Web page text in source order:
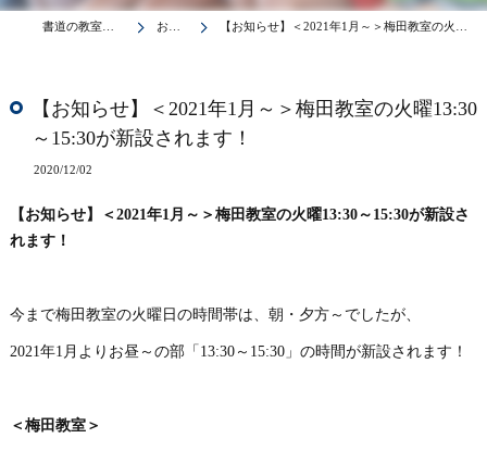
書道の教室は青霄書法会 お知らせ 【お知らせ】＜2021年1月～＞梅田教室の火曜13:30～15:30が新設されます！
【お知らせ】＜2021年1月～＞梅田教室の火曜13:30
～15:30が新設されます！
2020/12/02
【お知らせ】＜2021年1月～＞梅田教室の火曜13:30～15:30が新設さ
れます！
今まで梅田教室の火曜日の時間帯は、朝・夕方～でしたが、
2021年1月よりお昼～の部「13:30～15:30」の時間が新設されます！
＜梅田教室＞